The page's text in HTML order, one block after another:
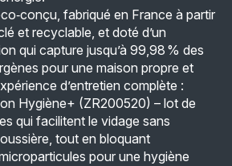
fabriqué en France à partir
et recyclable, et doté d’un
qui capture jusqu’à 99,98 % des
pour une maison propre et
d’entretien complète :
Hygiène+ (ZR200520) – lot de
qui facilitent le vidage sans
tout en bloquant
pour une hygiène